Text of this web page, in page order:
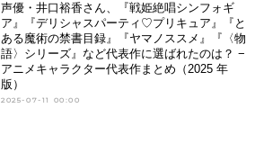
声優・井口裕香さん、『戦姫絶唱シンフォギ
ア』『デリシャスパーティ♡プリキュア』『と
ある魔術の禁書目録』『ヤマノススメ』『〈物
語〉シリーズ』など代表作に選ばれたのは？ −
アニメキャラクター代表作まとめ（2025 年
版）
2025-07-11 00:00